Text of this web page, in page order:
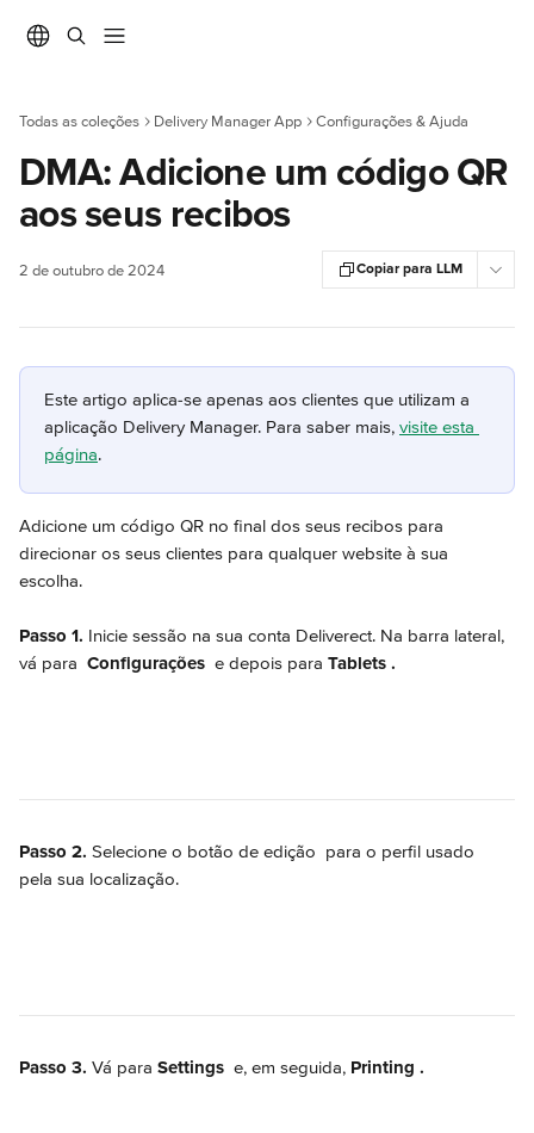
Todas as coleções Delivery Manager App Configurações & Ajuda
DMA: Adicione um código QR
aos seus recibos
2 de outubro de 2024 Copiar para LLM
Este artigo aplica-se apenas aos clientes que utilizam a
aplicação Delivery Manager. Para saber mais, visite esta
página.
Adicione um código QR no final dos seus recibos para
direcionar os seus clientes para qualquer website à sua
escolha.
Passo 1. Inicie sessão na sua conta Deliverect. Na barra lateral,
vá para Configurações e depois para Tablets .
Passo 2. Selecione o botão de edição para o perfil usado
pela sua localização.
Passo 3. Vá para Settings e, em seguida, Printing .